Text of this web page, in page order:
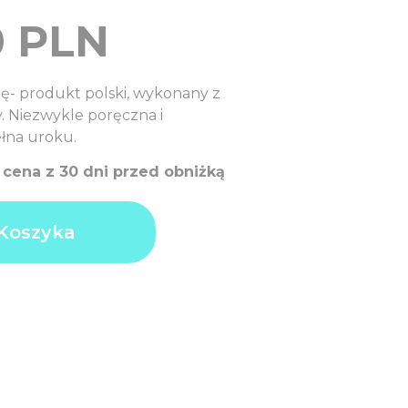
PLN
produkt polski, wykonany z
Niezwykle poręczna i
uroku.
cena z 30 dni przed obniżką